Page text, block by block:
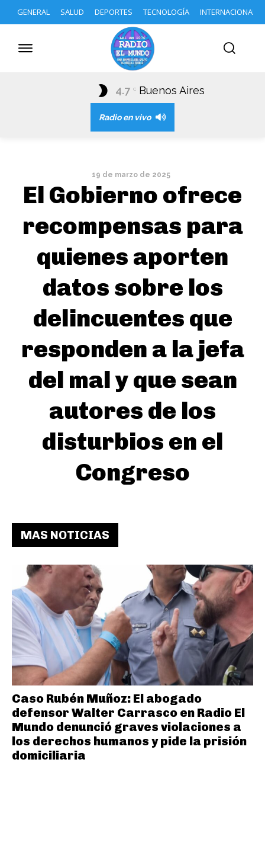
GENERAL SALUD DEPORTES TECNOLOGÍA INTERNACIONAL
4.7 C Buenos Aires
Radio en vivo
19 de marzo de 2025
El Gobierno ofrece
recompensas para
quienes aporten
datos sobre los
delincuentes que
responden a la jefa
del mal y que sean
autores de los
disturbios en el
Congreso
MAS NOTICIAS
Caso Rubén Muñoz: El abogado
defensor Walter Carrasco en Radio El
Mundo denunció graves violaciones a
los derechos humanos y pide la prisión
domiciliaria